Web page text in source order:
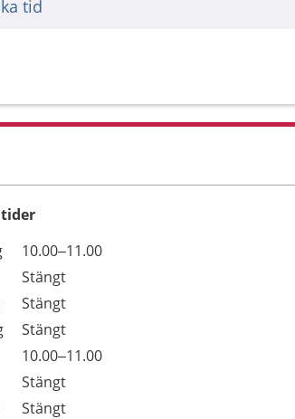
tid
10.00–11.00
Stängt
Stängt
Stängt
10.00–11.00
Stängt
Stängt